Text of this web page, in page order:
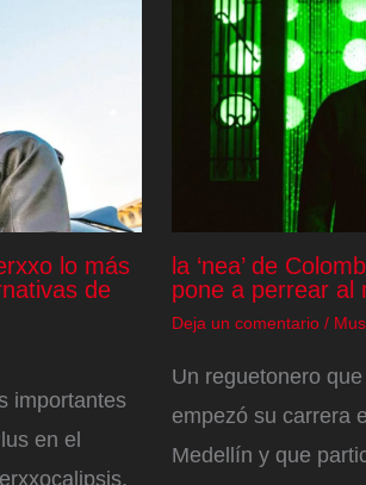
lo más
de
importantes
en el
la ‘nea’ de
pone a perrear al
Deja un comentario /
Un reguetonero
empezó su carrera
Medellín y que